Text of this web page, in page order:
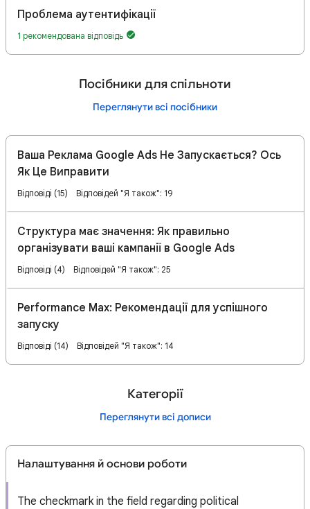
Проблема аутентифікації
1 рекомендована відповідь
Посібники для спільноти
Переглянути всі посібники
Ваша Реклама Google Ads Не Запускається? Ось
Як Це Виправити
Відповіді (15) Відповідей "Я також": 19
Структура має значення: Як правильно
організувати ваші кампанії в Google Ads
Відповіді (4) Відповідей "Я також": 25
Performance Max: Рекомендації для успішного
запуску
Відповіді (14) Відповідей "Я також": 14
Категорії
Переглянути всі дописи
Налаштування й основи роботи
The checkmark in the field regarding political